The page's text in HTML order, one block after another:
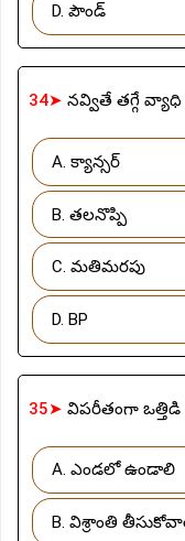
D. పౌండ్
34➤ నవ్వితే తగ్గే వ్యాధి
A. క్యాన్సర్
B. తలనొప్పి
C. మతిమరపు
D. BP
35➤ విపరీతంగా
A. ఎండలో ఉండాలి
B. విశ్రాంతి